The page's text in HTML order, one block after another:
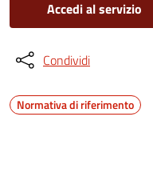
Accedi al servizio
Condividi
Normativa di riferimento